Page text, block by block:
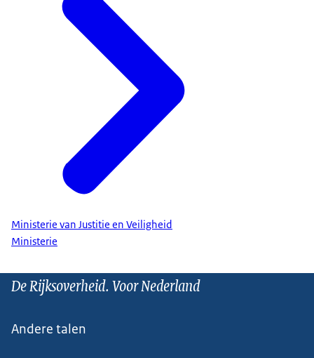
Ministerie van Justitie en Veiligheid
Ministerie
De Rijksoverheid. Voor Nederland
Andere talen